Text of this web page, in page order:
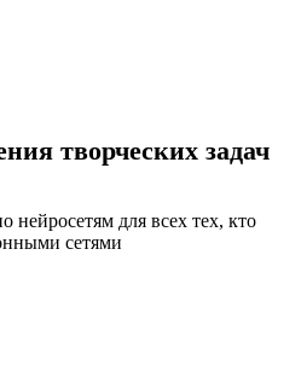
творческих задач
нейросетям для всех тех, кто
сетями